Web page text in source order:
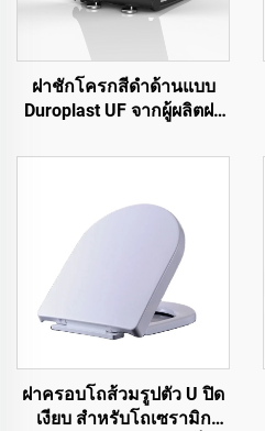
ฝาชักโครกสีดำด้านแบบ
Duroplast UF จากผู้ผลิตฝา
ฝาครอบโถส้วมรูปตัว U ปิด
เงียบ สำหรับโถเซรามิก